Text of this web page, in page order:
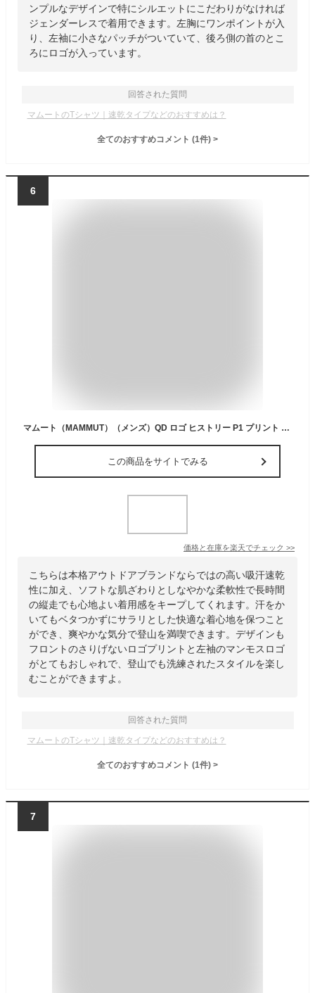
ンプルなデザインで特にシルエットにこだわりがなければ
ジェンダーレスで着用できます。左胸にワンポイントが入
り、左袖に小さなパッチがついていて、後ろ側の首のとこ
ろにロゴが入っています。
回答された質問
マムートのTシャツ｜速乾タイプなどのおすすめは？
全てのおすすめコメント (1件) >
6
マムート（MAMMUT）（メンズ）QD ロゴ ヒストリー P1 プリント 半袖Tシャツ アジアンフィット 1017-07920
この商品をサイトでみる
価格と在庫を楽天でチェック >>
こちらは本格アウトドアブランドならではの高い吸汗速乾
性に加え、ソフトな肌ざわりとしなやかな柔軟性で長時間
の縦走でも心地よい着用感をキープしてくれます。汗をか
いてもベタつかずにサラリとした快適な着心地を保つこと
ができ、爽やかな気分で登山を満喫できます。デザインも
フロントのさりげないロゴプリントと左袖のマンモスロゴ
がとてもおしゃれで、登山でも洗練されたスタイルを楽し
むことができますよ。
回答された質問
マムートのTシャツ｜速乾タイプなどのおすすめは？
全てのおすすめコメント (1件) >
7